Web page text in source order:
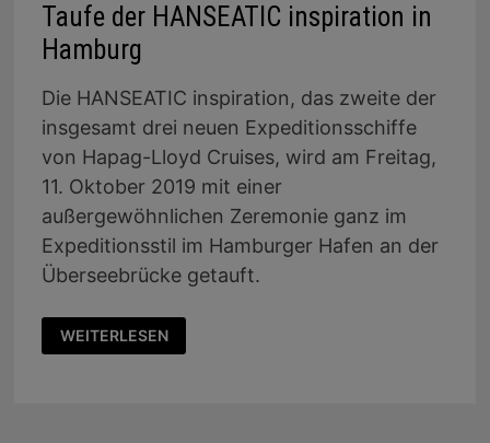
Taufe der HANSEATIC inspiration in
Hamburg
Die HANSEATIC inspiration, das zweite der
insgesamt drei neuen Expeditionsschiffe
von Hapag-Lloyd Cruises, wird am Freitag,
11. Oktober 2019 mit einer
außergewöhnlichen Zeremonie ganz im
Expeditionsstil im Hamburger Hafen an der
Überseebrücke getauft.
TAUFE
DER
HANSEATIC
WEITERLESEN